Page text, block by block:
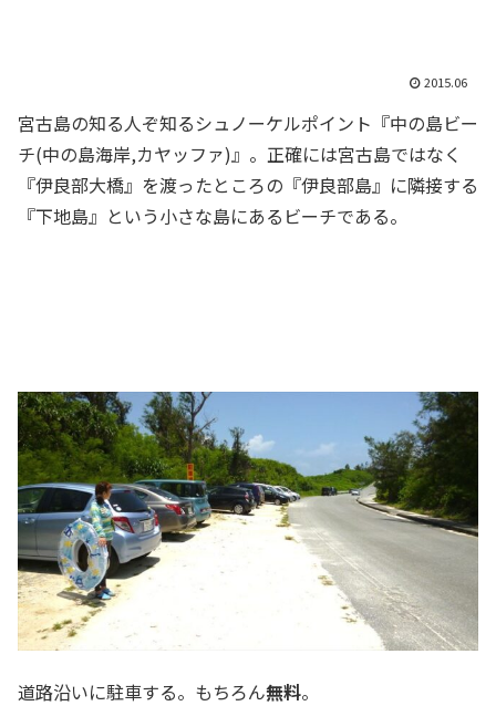
2015.06
宮古島の知る人ぞ知るシュノーケルポイント『中の島ビー
チ(中の島海岸,カヤッファ)』。正確には宮古島ではなく
『伊良部大橋』を渡ったところの『伊良部島』に隣接する
『下地島』という小さな島にあるビーチである。
道路沿いに駐車する。もちろん無料。